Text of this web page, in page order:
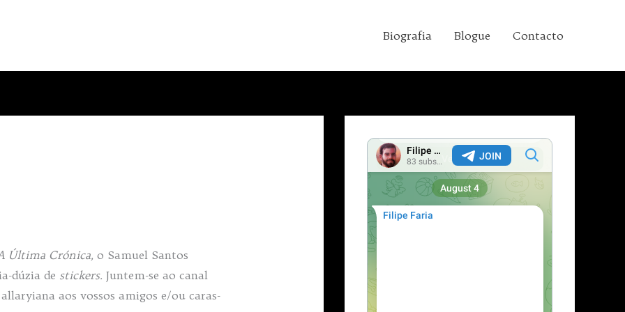
Biografia Blogue Contacto
Última Crónica, o Samuel Santos
dúzia de stickers. Juntem-se ao canal
aos vossos amigos e/ou caras-